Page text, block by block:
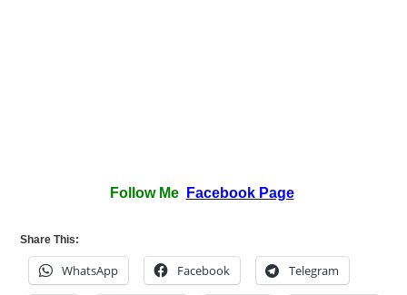
Follow Me Facebook Page
Share This:
WhatsApp Facebook Telegram